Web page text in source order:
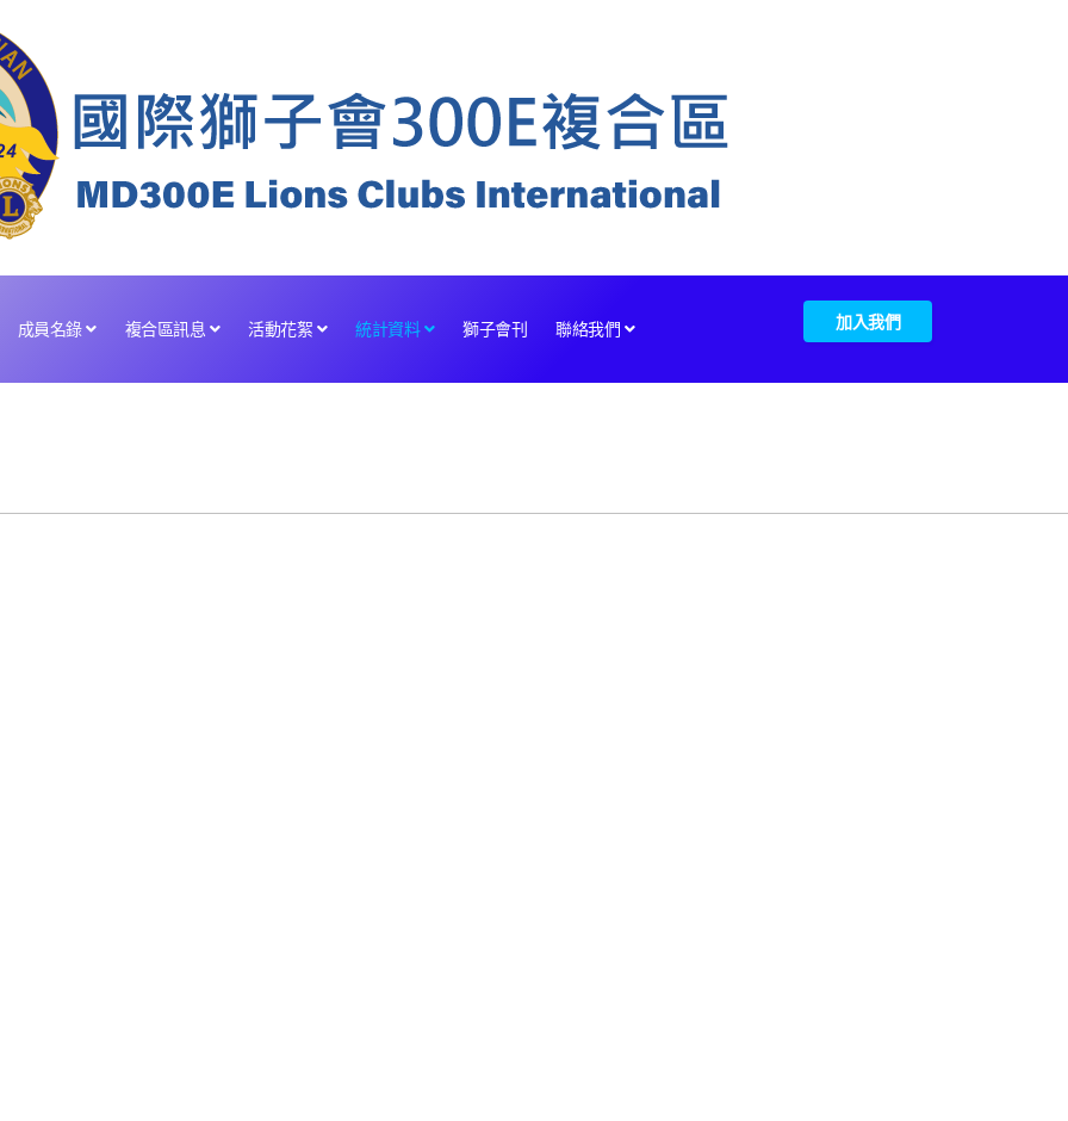
加入我們
成員名錄 複合區訊息 活動花絮 統計資料 獅子會刊 聯絡我們